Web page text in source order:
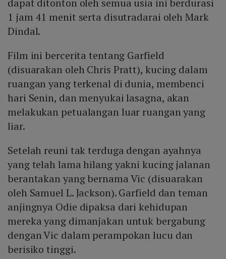
1 jam 41 menit serta disutradarai oleh Mark
Dindal.
Film ini bercerita tentang Garfield
(disuarakan oleh Chris Pratt), kucing dalam
ruangan yang terkenal di dunia, membenci
hari Senin, dan menyukai lasagna, akan
melakukan petualangan luar ruangan yang
liar.
Setelah reuni tak terduga dengan ayahnya
yang telah lama hilang yakni kucing jalanan
berantakan yang bernama Vic (disuarakan
oleh Samuel L. Jackson). Garfield dan teman
anjingnya Odie dipaksa dari kehidupan
mereka yang dimanjakan untuk bergabung
dengan Vic dalam perampokan lucu dan
berisiko tinggi.